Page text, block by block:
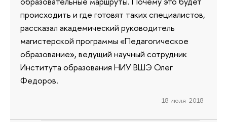
происходить и где готовят таких специалистов,
рассказал академический руководитель
магистерской программы «Педагогическое
образование», ведущий научный сотрудник
Института образования НИУ ВШЭ Олег
Федоров.
18 июля 2018